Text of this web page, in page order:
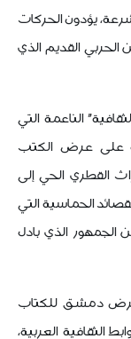
يؤدون الحركات
القديم الذي
الناعمة التي
على عرض الكتب
القطري الحي إلى
الحماسية التي
الذي بادل
دمشق للكتاب
الثقافية العربية،